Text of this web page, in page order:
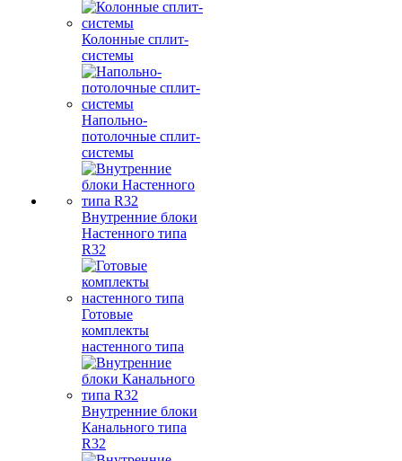
Колонные сплит-
системы
Напольно-
потолочные сплит-
системы
Внутренние блоки
Настенного типа
R32
Готовые
комплекты
настенного типа
Внутренние блоки
Канального типа
R32